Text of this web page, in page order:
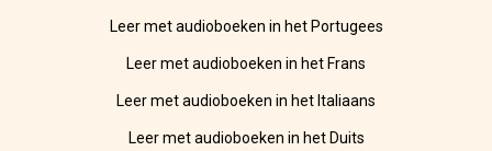
Leer met audioboeken in het Portugees
Leer met audioboeken in het Frans
Leer met audioboeken in het Italiaans
Leer met audioboeken in het Duits